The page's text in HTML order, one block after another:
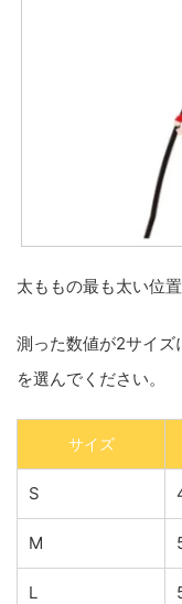
太ももの最も太い位
測った数値が2サイズ
を選んでください。
サイズ
S
M
L